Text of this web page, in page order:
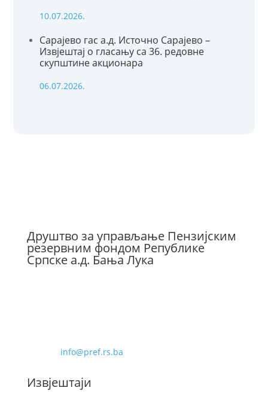
10.07.2026.
Сарајево гас а.д. Источно Сарајево –
Извјештај о гласању са 36. редовне
скупштине акционара
06.07.2026.
Друштво за управљање Пензијским
резервним фондом Републике
Српске а.д. Бања Лука
info@pref.rs.ba
Извјештаји